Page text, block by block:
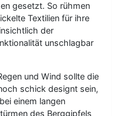
gesetzt. So rühmen
Textilien für ihre
der
unschlagbar
und Wind sollte die
schick designt sein,
einem langen
des Berggipfels